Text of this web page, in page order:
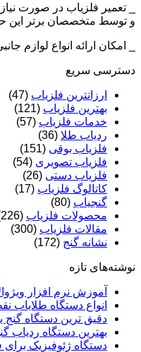
_ تعمیر فلزیاب در صورت
و توسط متخصصان برتر این
_ امکان ارائه انواع لوازم
دسترسی سریع
ارزانترین فلزیاب (47)
بهترین فلزیاب (121)
خدمات فلزیاب (57)
ردیاب طلا (36)
فلزیاب بوقی (151)
فلزیاب تصویری (54)
فلزیاب دستی (26)
کاتالوگ فلزیاب (17)
گنجیاب (80)
محصولات فلزیاب (226)
مقالات فلزیاب (300)
نشانه گنج (172)
نوشته‌های تازه
آموزش نرم‌ افزار
انواع دستگاه طلایاب
دقیق ترین دستگاه گنج
بهترین دستگاه ردیاب
دستگاه ژئوفیزیک برای